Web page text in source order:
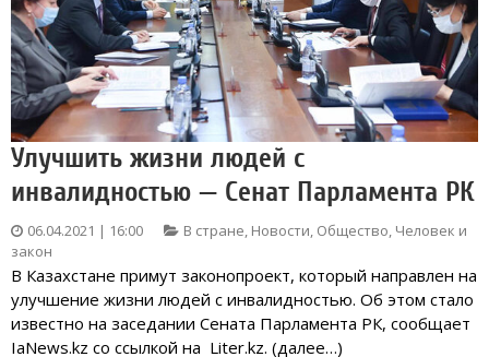
Улучшить жизни людей с
инвалидностью — Сенат Парламента РК
06.04.2021 | 16:00 В стране, Новости, Общество, Человек и
закон
В Казахстане примут законопроект, который направлен на
улучшение жизни людей с инвалидностью. Об этом стало
известно на заседании Сената Парламента РК, сообщает
IaNews.kz со ссылкой на Liter.kz. (далее…)